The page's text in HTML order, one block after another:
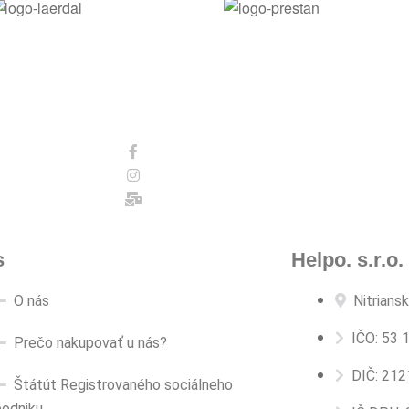
O nás
Prečo nakupovať u nás?
Štátút Registrovaného sociálneho
Helpo. s.r.o.
IČO: 53
DIČ: